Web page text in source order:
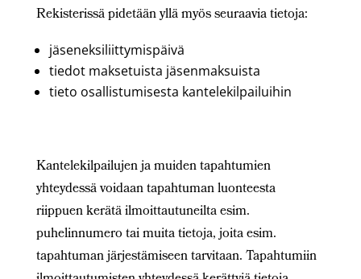
Rekisterissä pidetään yllä myös seuraavia tietoja:
jäseneksiliittymispäivä
tiedot maksetuista jäsenmaksuista
tieto osallistumisesta kantelekilpailuihin
Kantelekilpailujen ja muiden tapahtumien
yhteydessä voidaan tapahtuman luonteesta
riippuen kerätä ilmoittautuneilta esim.
puhelinnumero tai muita tietoja, joita esim.
tapahtuman järjestämiseen tarvitaan. Tapahtumiin